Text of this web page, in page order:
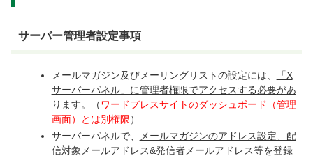
サーバー管理者設定事項
メールマガジン及びメーリングリストの設定には、
「X
サーバーパネル」に管理者権限でアクセスする必要があ
ります。（ワードプレスサイトのダッシュボード（管理
画面）とは別権限）
サーバーパネルで、
メールマガジンのアドレス設定、配
信対象メールアドレス&発信者メールアドレス等を登録